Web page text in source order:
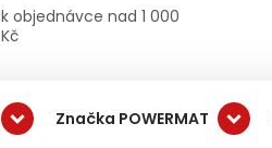
k objednávce nad 1 000
Kč
Značka POWERMAT